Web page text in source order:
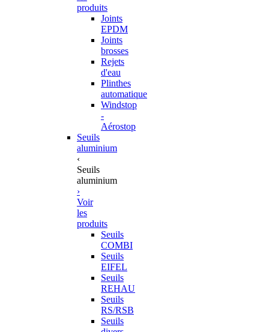
produits
Joints
EPDM
Joints
brosses
Rejets
d'eau
Plinthes
automatique
Windstop
-
Aérostop
Seuils
aluminium
‹
Seuils
aluminium
›
Voir
les
produits
Seuils
COMBI
Seuils
EIFEL
Seuils
REHAU
Seuils
RS/RSB
Seuils